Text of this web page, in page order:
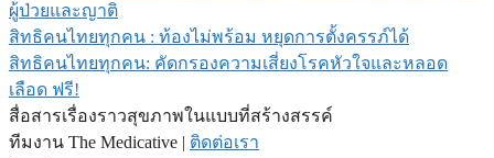
ผู้ป่วยและญาติ
สิทธิคนไทยทุกคน : ท้องไม่พร้อม หยุดการตั้งครรภ์ได้
สิทธิคนไทยทุกคน: คัดกรองความเสี่ยงโรคหัวใจและหลอด
เลือด ฟรี!
สื่อสารเรื่องราวสุขภาพในแบบที่สร้างสรรค์
ทีมงาน The Medicative | ติดต่อเรา